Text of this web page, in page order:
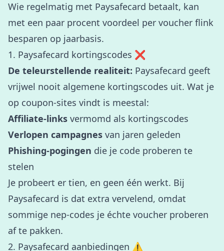
Wie regelmatig met Paysafecard betaalt, kan
met een paar procent voordeel per voucher flink
besparen op jaarbasis.
1. Paysafecard kortingscodes ❌
De teleurstellende realiteit: Paysafecard geeft
vrijwel nooit algemene kortingscodes uit. Wat je
op coupon-sites vindt is meestal:
Affiliate-links vermomd als kortingscodes
Verlopen campagnes van jaren geleden
Phishing-pogingen die je code proberen te
stelen
Je probeert er tien, en geen één werkt. Bij
Paysafecard is dat extra vervelend, omdat
sommige nep-codes je échte voucher proberen
af te pakken.
2. Paysafecard aanbiedingen ⚠️